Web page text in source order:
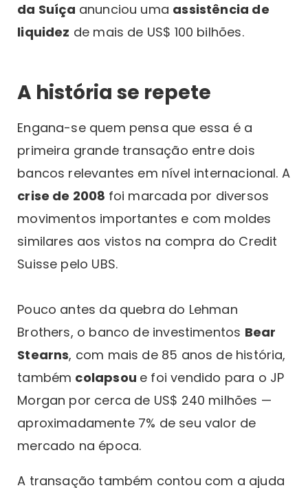
da Suíça anunciou uma assistência de
liquidez de mais de US$ 100 bilhões.
A história se repete
Engana-se quem pensa que essa é a
primeira grande transação entre dois
bancos relevantes em nível internacional. A
crise de 2008 foi marcada por diversos
movimentos importantes e com moldes
similares aos vistos na compra do Credit
Suisse pelo UBS.
Pouco antes da quebra do Lehman
Brothers, o banco de investimentos Bear
Stearns, com mais de 85 anos de história,
também colapsou e foi vendido para o JP
Morgan por cerca de US$ 240 milhões —
aproximadamente 7% de seu valor de
mercado na época.
A transação também contou com a ajuda